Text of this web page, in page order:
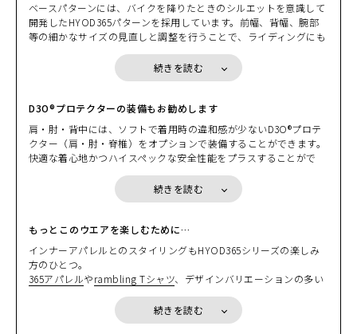
ベースパターンには、バイクを降りたときのシルエットを意識して
開発したHYOD365パターンを採用しています。前幅、背幅、腕部
等の細かなサイズの見直しと調整を行うことで、ライディングにも
にならないライディング時の快適さを体感いただけます。バイクに
跨ったときに前身にゆとりが生じるなど、走行時の運動性能や快適
ングを楽しむには、ちょうどいいバランスに仕上がっていると思い
ます。
続きを読む
D3O®プロテクターの装備もお勧めします
肩・肘・背中には、ソフトで着用時の違和感が少ないD3O®プロテ
クター（肩・肘・脊椎）をオプションで装備することができます。
快適な着心地かつハイスペックな安全性能をプラスすることがで
規格」をクリアしています。
D3O®プロテクターはとても柔軟で体の動きに馴染むため、365ウエ
き、ぜひおすすめしたい装備です。
すでにD3O®プロテクターを装備したHYODジャケットをお持ちの
方は、お持ちのジャケットからプロテクターを取り出して装着する
こともできます。
＊胸部のプロテクション効果を高めるには、「HYOD D3O® AIR CH
」やセパレートタイプの「 HYOD D3O® AIR CHE
続きを読む
もっとこのウエアを楽しむために…
インナーアパレルとのスタイリングもHYOD365シリーズの楽しみ
方のひとつ。
365アパレルやrambling Tシャツ、デザインバリエーションの多い
だけます。いずれのインナーも吸汗速乾性に優れた高機能素材を採
用していますので、サラッとした心地よい着用感が体感いただけま
続きを読む
カラー・サイズ選択
BEIGE/BLACK
S
¥25,190 (税込)
BLACK mesh
L
¥25,190(税込)